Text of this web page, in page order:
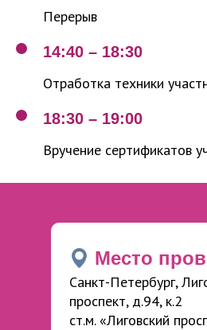
Перерыв
14:40 – 18:30
Отработка техники
18:30 – 19:00
Вручение сертификатов
Место
Санкт-Петербург,
проспект, д.94, к.2
cт.м. «Лиговский